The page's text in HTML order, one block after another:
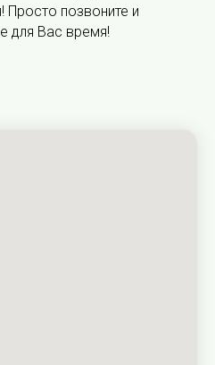
Просто позвоните и
для Вас время!